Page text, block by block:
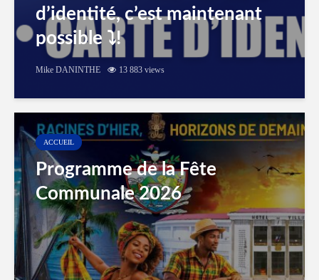
d’identité, c’est maintenant
possible ⤵️!
Mike DANINTHE 13 883 views
ACCUEIL
Programme de la Fête
Communale 2026